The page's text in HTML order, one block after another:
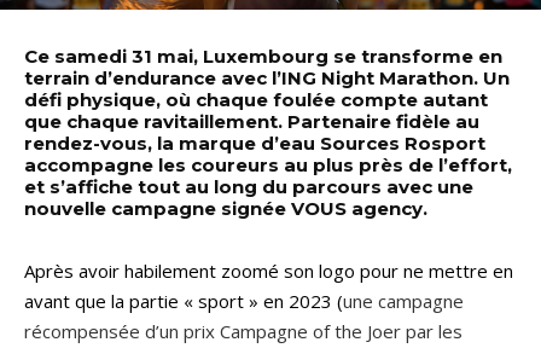
Ce samedi 31 mai, Luxembourg se transforme en
terrain d’endurance avec l’ING Night Marathon. Un
défi physique, où chaque foulée compte autant
que chaque ravitaillement. Partenaire fidèle au
rendez-vous, la marque d’eau Sources Rosport
accompagne les coureurs au plus près de l’effort,
et s’affiche tout au long du parcours avec une
nouvelle campagne signée VOUS agency.
Après avoir habilement zoomé son logo pour ne mettre en
avant que la partie « sport » en 2023 (une campagne
récompensée d’un prix Campagne of the Joer par les